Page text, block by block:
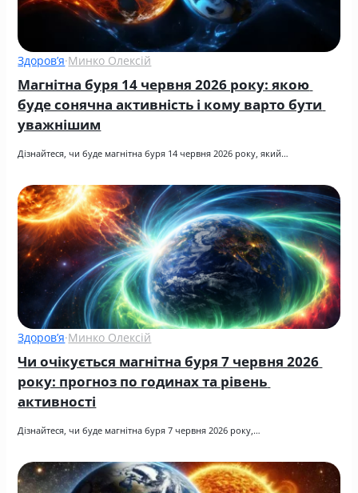
Здоров’я·Минко Олексій
Магнітна буря 14 червня 2026 року: якою
буде сонячна активність і кому варто бути
уважнішим
Дізнайтеся, чи буде магнітна буря 14 червня 2026 року, який…
Здоров’я·Минко Олексій
Чи очікується магнітна буря 7 червня 2026
року: прогноз по годинах та рівень
активності
Дізнайтеся, чи буде магнітна буря 7 червня 2026 року,…